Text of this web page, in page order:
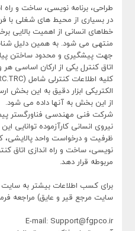
طراحی، برنامه نویسی، ساخت و راه
در بسیاری از محیط‌ های شغلی با
خطاهای انسانی از اهمیت بالایی
منتهی می شود. به همین دلیل
جهت پیشگیری و محدود ساختن
اتاق کنترل یکی از ارکان اساسی
الکتریکی ابزار دقیق به این بخش
از این بخش به آنها داده می شود.
شرکت فنی مهندسی فناورگستر
نیروی انسانی کارآزموده توانایی
ظرفیت و درخواست واحد پالایشی،
نویسی، ساخت و راه اندازی اتاق
مربوطه قرار دهد.
سایت مرجع قیر و عایق) مراجعه
E-mail: Support@fgpco.ir